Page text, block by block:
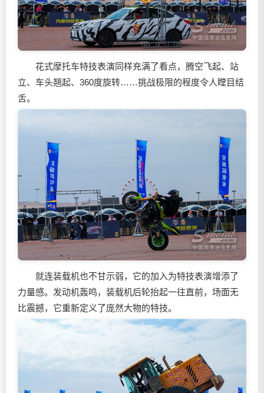
花式摩托车特技表演同样充满了看点，腾空飞起、站
立、车头翘起、360度旋转……挑战极限的程度令人瞠目结
舌。
就连装载机也不甘示弱，它的加入为特技表演增添了
力量感。发动机轰鸣，装载机后轮抬起一往直前，场面无
比震撼，它重新定义了庞然大物的特技。